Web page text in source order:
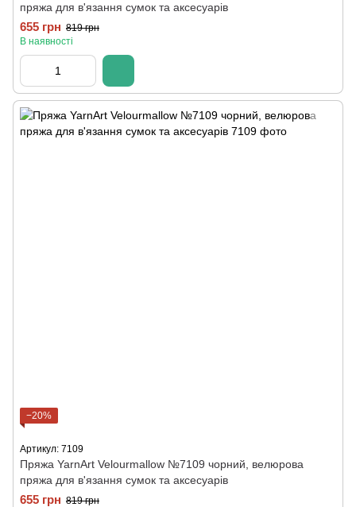
пряжа для в'язання сумок та аксесуарів
655 грн 819 грн
В наявності
−20%
Артикул: 7109
Пряжа YarnArt Velourmallow №7109 чорний, велюрова
пряжа для в'язання сумок та аксесуарів
655 грн 819 грн